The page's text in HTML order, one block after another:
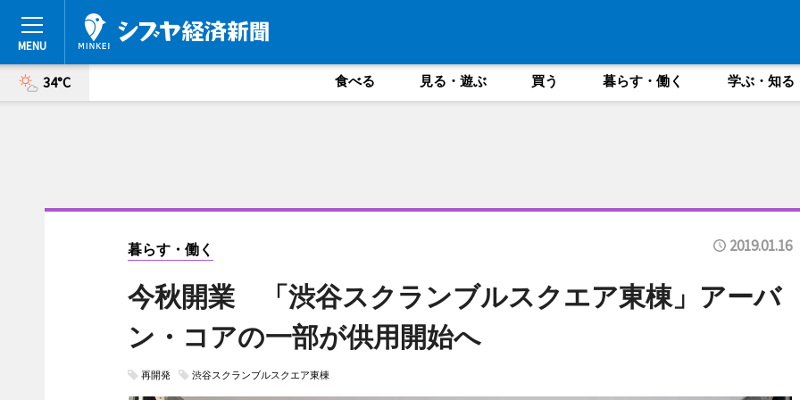
34°C 食べる 見る・遊ぶ 買う 暮らす・働く 学ぶ・知る
暮らす・働く 2019.01.16
今秋開業 「渋谷スクランブルスクエア東棟」アーバ
ン・コアの一部が供用開始へ
再開発 渋谷スクランブルスクエア東棟